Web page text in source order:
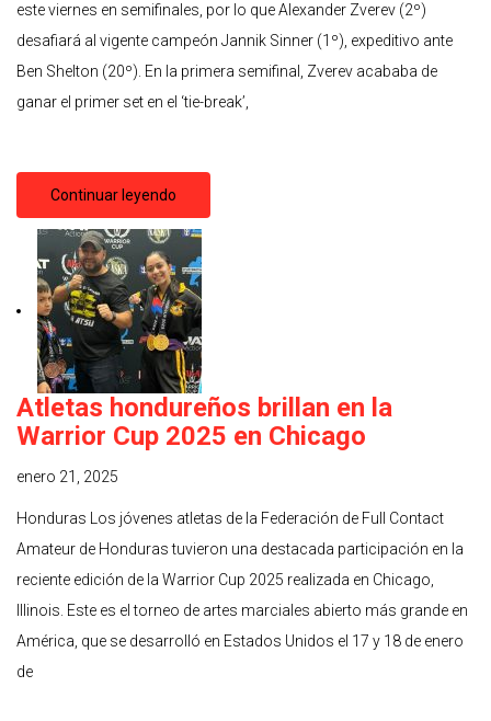
este viernes en semifinales, por lo que Alexander Zverev (2º)
desafiará al vigente campeón Jannik Sinner (1º), expeditivo ante
Ben Shelton (20º). En la primera semifinal, Zverev acababa de
ganar el primer set en el ‘tie-break’,
Continuar leyendo
Atletas hondureños brillan en la
Warrior Cup 2025 en Chicago
enero 21, 2025
Honduras Los jóvenes atletas de la Federación de Full Contact
Amateur de Honduras tuvieron una destacada participación en la
reciente edición de la Warrior Cup 2025 realizada en Chicago,
Illinois. Este es el torneo de artes marciales abierto más grande en
América, que se desarrolló en Estados Unidos el 17 y 18 de enero
de